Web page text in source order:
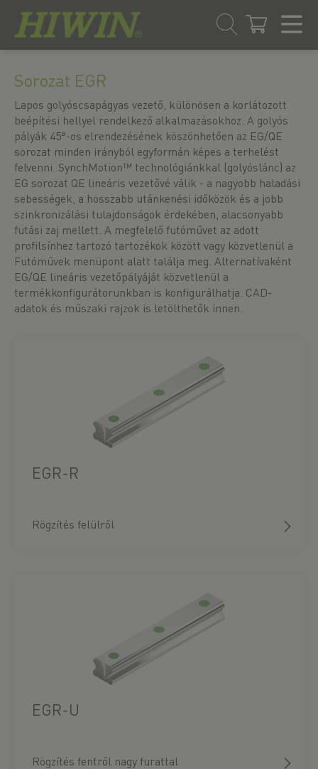
tartalomra
navigációs
menübe
Sorozat EGR
Lapos golyóscsapágyas vezető, különösen a korlátozott
beépítési hellyel rendelkező alkalmazásokhoz. A golyós
pályák 45°-os elrendezésének köszönhetően az EG/QE
sorozat minden irányból egyformán képes a terhelést
felvenni. SynchMotion™ technológiánkkal (golyóslánc) az
EG sorozat QE lineáris vezetővé válik - a nagyobb haladási
sebességek, a hosszabb utánkenési időközök és a jobb
szinkronizálási tulajdonságok érdekében, alacsonyabb
futási zaj mellett. A megfelelő futóművet az adott
profilsínhez tartozó tartozékok között vagy közvetlenül a
Futóművek menüpont alatt találja meg. Alternatívaként
EG/QE lineáris vezetőpályáját közvetlenül a
termékkonfigurátorunkban is konfigurálhatja. CAD-
adatok és műszaki rajzok is letölthetők innen.
EGR-R
Rögzítés felülről
EGR-U
Rögzítés fentről nagy furattal